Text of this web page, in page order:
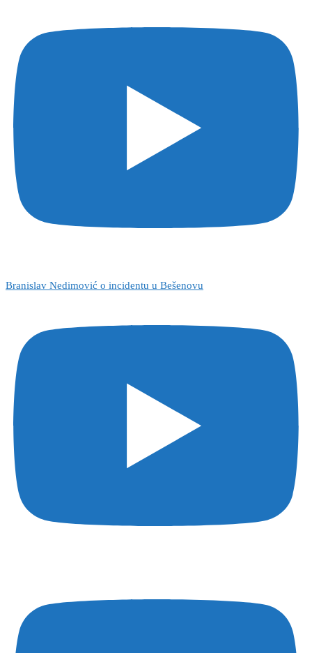
Branislav Nedimović o incidentu u Bešenovu